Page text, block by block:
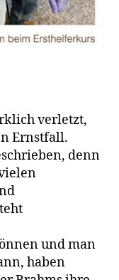
verletzt,
Ernstfall.
denn
und man
haben